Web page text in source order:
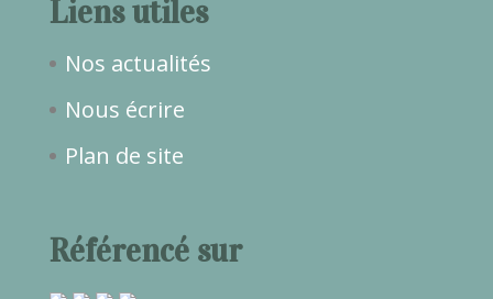
Liens utiles
Nos actualités
Nous écrire
Plan de site
Référencé sur